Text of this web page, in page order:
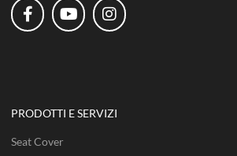
PRODOTTI E SERVIZI
Seat Cover